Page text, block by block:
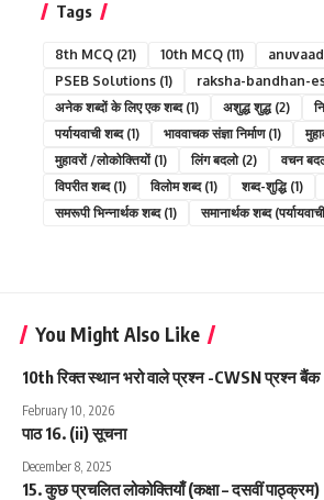
Tags
8th MCQ (21) 10th MCQ (11) anuvaad
PSEB Solutions (1) raksha-bandhan-
अनेक शब्दों के लिए एक शब्द(1) अशुद्ध शुद्ध(2)
पर्यायवाची शब्द(1) भाववाचक संज्ञा निर्माण(1)
मुहावरों /लोकोक्तियों(1) लिंग बदलो(2) वचन
विपरीत शब्द(1) विलोम शब्द(1) शब्द-शुद्धि(1)
समरूपी भिन्नार्थक शब्द(1) समानार्थक शब्द
You Might Also Like
10th रिक्त स्थान भरो वाले प्रश्न -CWSN प्रश्न बैंक
February 10, 2026
पाठ 16. (ii) सूचना
December 8, 2025
15. कुछ प्रचलित लोकोक्तियाँ (कक्षा – दसवीं पाठ्क्रम)